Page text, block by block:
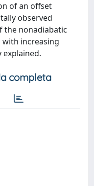
of an offset
observed
the nonadiabatic
with increasing
completa